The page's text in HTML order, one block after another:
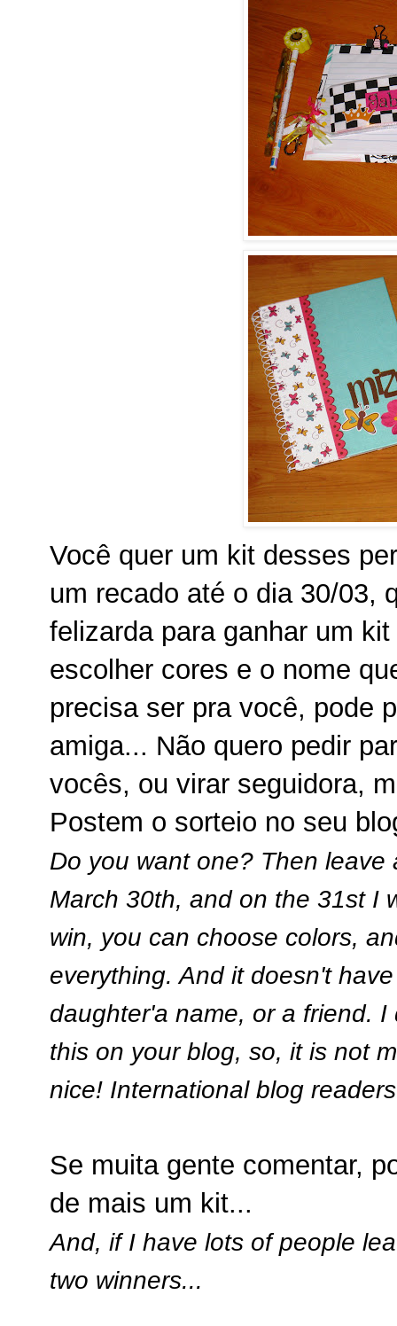
Você quer um kit desses
um recado até o dia 30/03,
felizarda para ganhar um
escolher cores e o nome
precisa ser pra você, pode
amiga... Não quero pedir
vocês, ou virar seguidora,
Postem o sorteio no seu
Do you want one? Then
March 30th, and on the 31st I
win, you can choose colors,
everything. And it doesn't
daughter'a name, or a friend.
this on your blog, so, it is not
nice! International blog
Se muita gente comentar,
de mais um kit...
And, if I have lots of people
two winners...